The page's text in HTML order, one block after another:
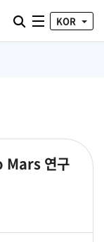
통합검색 열기
전체메뉴
KOR
Mars 연구